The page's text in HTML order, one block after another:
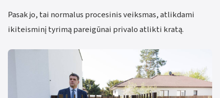
Pasak jo, tai normalus procesinis veiksmas, atlikdami
ikiteisminį tyrimą pareigūnai privalo atlikti kratą.